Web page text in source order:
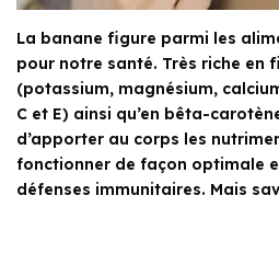
La banane figure parmi les
pour notre santé. Très riche en
(potassium, magnésium,
C et E) ainsi qu’en bêta-
d’apporter au corps les
fonctionner de façon optimale
défenses immunitaires. Mais